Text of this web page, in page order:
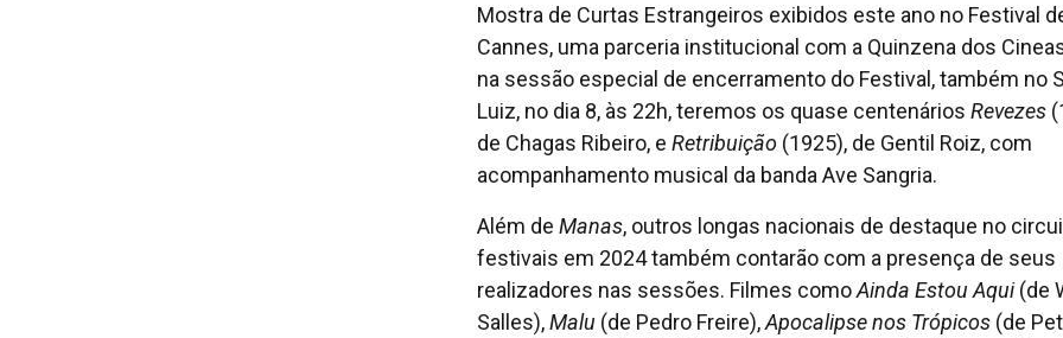
Mostra de Curtas Estrangeiros exibidos este ano no Festival
Cannes, uma parceria institucional com a Quinzena dos
na sessão especial de encerramento do Festival, também no
Luiz, no dia 8, às 22h, teremos os quase centenários Revezes
de Chagas Ribeiro, e Retribuição (1925), de Gentil Roiz, com
acompanhamento musical da banda Ave Sangria.
Além de Manas, outros longas nacionais de destaque no
festivais em 2024 também contarão com a presença de seus
realizadores nas sessões. Filmes comoAinda Estou Aqui(de
Salles),Malu (de Pedro Freire),Apocalipse nos Trópicos (de